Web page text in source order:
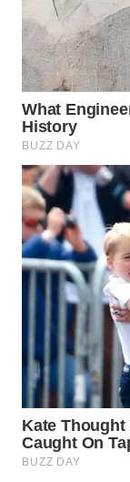
WAHANA
NEWS
WAHANA
TANI
WAHANA
ADVOKAT
WAHANA
INFRASTRUKTUR
WAHANA
KONSUMEN
WAHANA
LISTRIK
WAHANA
TRAVEL